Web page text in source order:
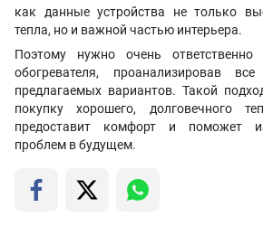
как данные устройства не только
тепла, но и важной частью интерьера.
Поэтому нужно очень
обогревателя, проанализировав
предлагаемых вариантов. Такой
покупку хорошего, долговечного
предоставит комфорт и поможет
проблем в будущем.